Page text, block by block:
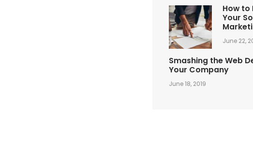
How
Your
June 22,
Smashing the Web
Your Company
June 18, 2019